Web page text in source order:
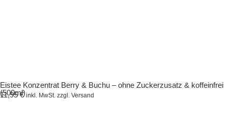
Eistee Konzentrat Berry & Buchu – ohne Zuckerzusatz & koffeinfrei
(500ml)
11,95€ inkl. MwSt. zzgl. Versand